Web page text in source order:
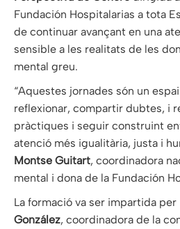
Fundación Hospitalarias a tota
de continuar avançant en una
sensible a les realitats de les
mental greu.
“Aquestes jornades són un
reflexionar, compartir dubtes, i
pràctiques i seguir construint
atenció més igualitària, justa i
Montse Guitart, coordinadora
mental i dona de la Fundación
La formació va ser impartida per
González, coordinadora de la